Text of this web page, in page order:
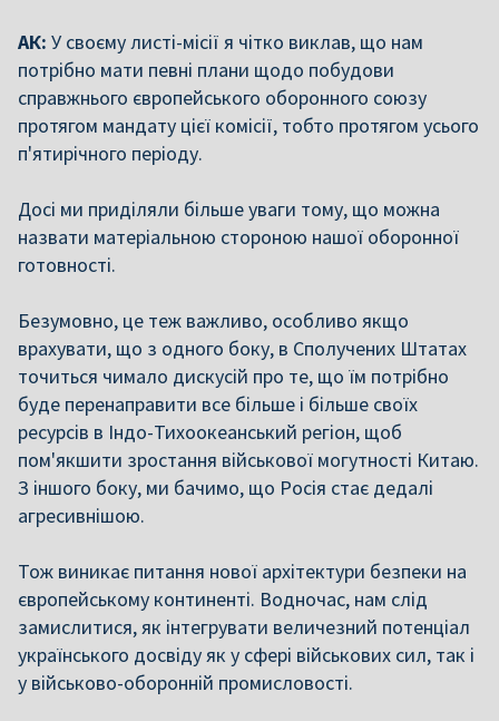
АК: У своєму листі-місії я чітко виклав, що нам
потрібно мати певні плани щодо побудови
справжнього європейського оборонного союзу
протягом мандату цієї комісії, тобто протягом усього
п'ятирічного періоду.
Досі ми приділяли більше уваги тому, що можна
назвати матеріальною стороною нашої оборонної
готовності.
Безумовно, це теж важливо, особливо якщо
врахувати, що з одного боку, в Сполучених Штатах
точиться чимало дискусій про те, що їм потрібно
буде перенаправити все більше і більше своїх
ресурсів в Індо-Тихоокеанський регіон, щоб
пом'якшити зростання військової могутності Китаю.
З іншого боку, ми бачимо, що Росія стає дедалі
агресивнішою.
Тож виникає питання нової архітектури безпеки на
європейському континенті. Водночас, нам слід
замислитися, як інтегрувати величезний потенціал
українського досвіду як у сфері військових сил, так і
у військово-оборонній промисловості.